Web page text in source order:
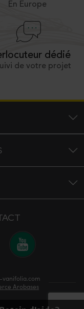
En Europe
dédié
de votre projet
vanifolia.com
Arobases